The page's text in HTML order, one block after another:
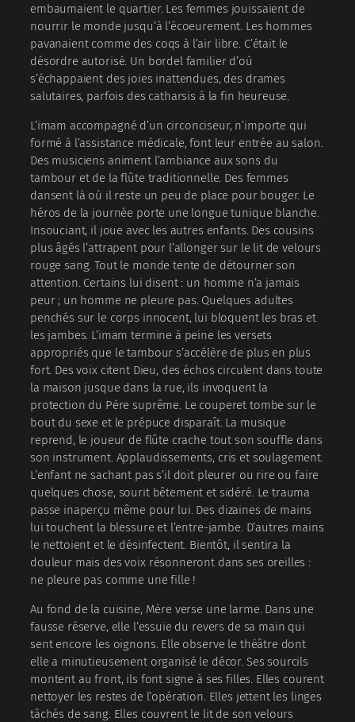
embaumaient le quartier. Les femmes jouissaient de
nourrir le monde jusqu’à l’écoeurement. Les hommes
pavanaient comme des coqs à l’air libre. C’était le
désordre autorisé. Un bordel familier d’où
s’échappaient des joies inattendues, des drames
salutaires, parfois des catharsis à la fin heureuse.
L’imam accompagné d’un circonciseur, n’importe qui
formé à l’assistance médicale, font leur entrée au salon.
Des musiciens animent l’ambiance aux sons du
tambour et de la flûte traditionnelle. Des femmes
dansent là où il reste un peu de place pour bouger. Le
héros de la journée porte une longue tunique blanche.
Insouciant, il joue avec les autres enfants. Des cousins
plus âgés l’attrapent pour l’allonger sur le lit de velours
rouge sang. Tout le monde tente de détourner son
attention. Certains lui disent : un homme n’a jamais
peur ; un homme ne pleure pas. Quelques adultes
penchés sur le corps innocent, lui bloquent les bras et
les jambes. L’imam termine à peine les versets
appropriés que le tambour s’accélère de plus en plus
fort. Des voix citent Dieu, des échos circulent dans toute
la maison jusque dans la rue, ils invoquent la
protection du Père suprême. Le couperet tombe sur le
bout du sexe et le prépuce disparaît. La musique
reprend, le joueur de flûte crache tout son souffle dans
son instrument. Applaudissements, cris et soulagement.
L’enfant ne sachant pas s’il doit pleurer ou rire ou faire
quelques chose, sourit bêtement et sidéré. Le trauma
passe inaperçu même pour lui. Des dizaines de mains
lui touchent la blessure et l’entre-jambe. D’autres mains
le nettoient et le désinfectent. Bientôt, il sentira la
douleur mais des voix résonneront dans ses oreilles :
ne pleure pas comme une fille !
Au fond de la cuisine, Mère verse une larme. Dans une
fausse réserve, elle l’essuie du revers de sa main qui
sent encore les oignons. Elle observe le théâtre dont
elle a minutieusement organisé le décor. Ses sourcils
montent au front, ils font signe à ses filles. Elles courent
nettoyer les restes de l’opération. Elles jettent les linges
tâchés de sang. Elles couvrent le lit de son velours